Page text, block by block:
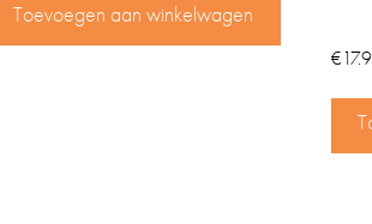
Toevoegen aan winkelwagen
€